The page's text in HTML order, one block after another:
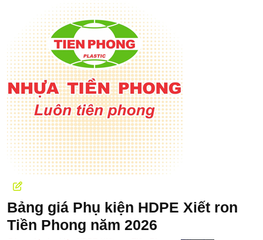
Bảng giá Phụ kiện HDPE Xiết ron
Tiền Phong năm 2026